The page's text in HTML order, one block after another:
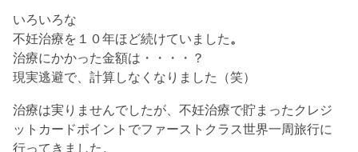
いろいろな
不妊治療を１０年ほど続けていました。
治療にかかった金額は・・・・？
現実逃避で、計算しなくなりました（笑）
治療は実りませんでしたが、不妊治療で貯まった クレジ
ットカードポイントでファーストクラス世界一周旅行に
行ってきました。